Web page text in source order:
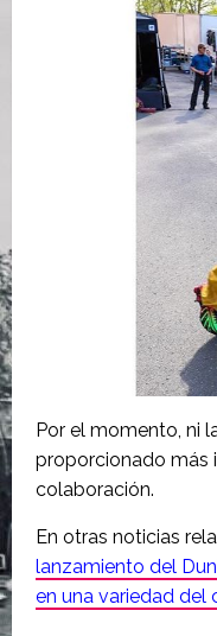
Por el momento, ni
proporcionado más
colaboración.
En otras noticias
lanzamiento del
en una variedad del